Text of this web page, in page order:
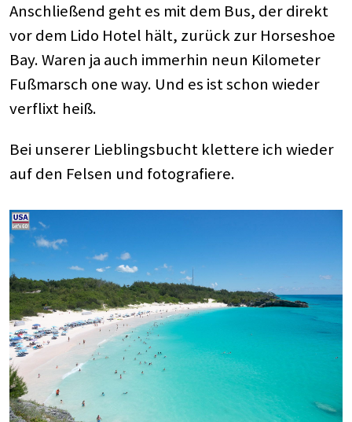
Anschließend geht es mit dem Bus, der direkt
vor dem Lido Hotel hält, zurück zur Horseshoe
Bay. Waren ja auch immerhin neun Kilometer
Fußmarsch one way. Und es ist schon wieder
verflixt heiß.
Bei unserer Lieblingsbucht klettere ich wieder
auf den Felsen und fotografiere.